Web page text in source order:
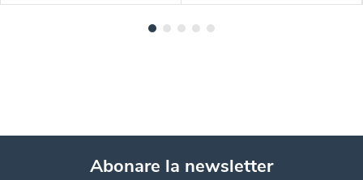
Abonare la newsletter